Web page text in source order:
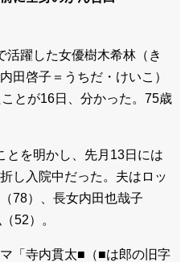
活躍した女優樹木希林（き
田啓子＝うちだ・けいこ）
とが16日、分かった。75歳
とを明かし、先月13日には
し入院中だった。夫はロッ
78）、長女内田也哉子
52）。
「寺内貫太■（■は郎の旧字